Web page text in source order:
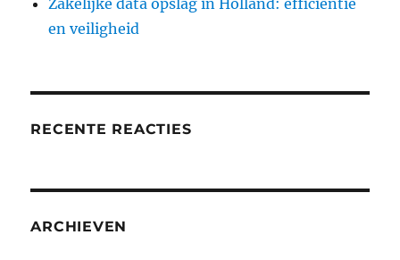
Zakelijke data opslag in Holland: efficiëntie
en veiligheid
RECENTE REACTIES
ARCHIEVEN